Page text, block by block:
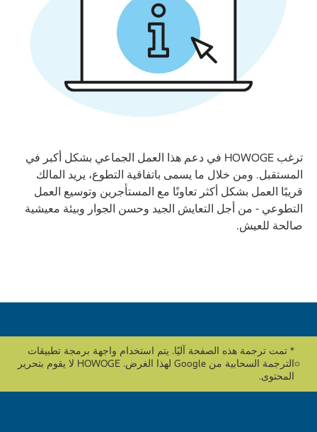
ترغب HOWOGE في دعم هذا العمل الجماعي بشكل أكبر في
المستقبل. ومن خلال ما يسمى باتفاقية التطوع، يريد المالك
قريبًا العمل بشكل أكثر تعاونًا مع المستأجرين وتوسيع العمل
التطوعي - من أجل التعايش الجيد وحسن الجوار وبيئة معيشية
صالحة للعيش.
* تمت ترجمة هذه الصفحة آليًا. يتم استخدام واجهة برمجة تطبيقات
الترجمة السحابية من Google لهذا الغرض. HOWOGE لا يقوم بتحرير
المحتوى.